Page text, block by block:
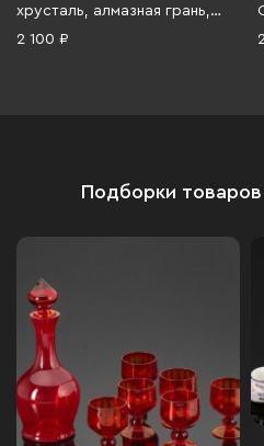
хрусталь, алмазная грань,
СССР, 1970-1990 гг.
2 100 ₽
Подборки